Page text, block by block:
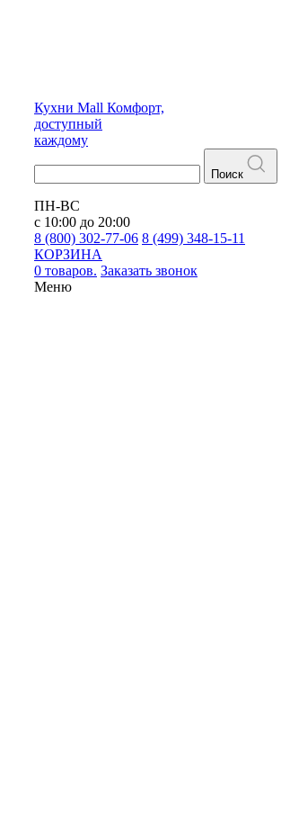
Кухни Mall Комфорт,
доступный
каждому
Поиск
ПН-ВС
с 10:00 до 20:00
8 (800) 302-77-06 8 (499) 348-15-11
КОРЗИНА
0 товаров. Заказать звонок
Меню